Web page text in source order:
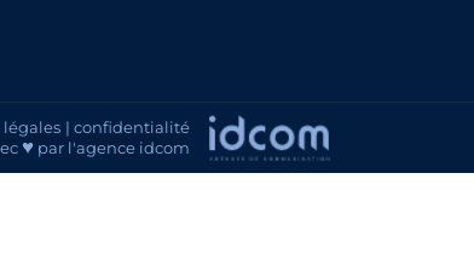
| confidentialité
♥ par l'agence idcom